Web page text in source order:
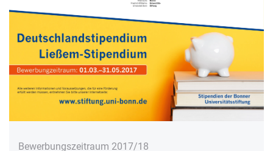
Bewerbungszeitraum 2017/18